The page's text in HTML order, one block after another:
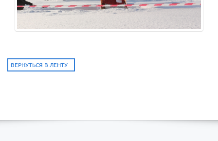
ВЕРНУТЬСЯ В ЛЕНТУ